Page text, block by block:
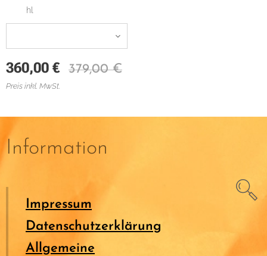
hl
360,00 € 379,00€
Preis inkl. MwSt.
Information
Impressum
Datenschutzerklärung
Allgemeine